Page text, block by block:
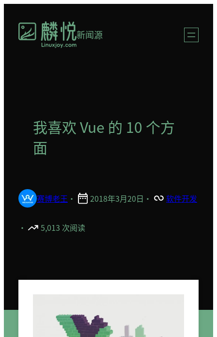
新闻源
我喜欢 Vue 的 10 个方
面
赛博老王 · 2018年3月20日 · 软件开发
· 5,013 次阅读